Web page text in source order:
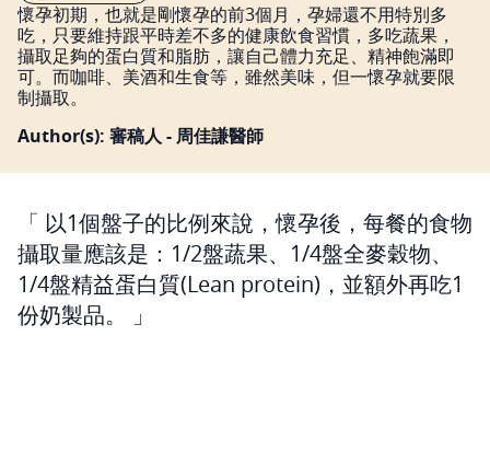
懷孕初期，也就是剛懷孕的前3個月，孕婦還不用特別多
吃，只要維持跟平時差不多的健康飲食習慣，多吃蔬果，
攝取足夠的蛋白質和脂肪，讓自己體力充足、精神飽滿即
可。而咖啡、美酒和生食等，雖然美味，但一懷孕就要限
制攝取。
Author(s): 審稿人 - 周佳謙醫師
以1個盤子的比例來說，懷孕後，每餐的食物
攝取量應該是：1/2盤蔬果、1/4盤全麥穀物、
1/4盤精益蛋白質(Lean protein)，並額外再吃1
份奶製品。